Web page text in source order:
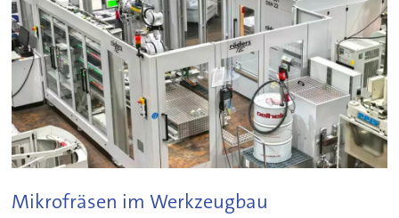
Mikrofräsen im Werkzeugbau